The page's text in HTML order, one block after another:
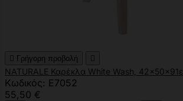
 Γρήγορη προβολή 
NATURALE Καρέκλα White Wash,
Κωδικός: Ε7052
55,50 €